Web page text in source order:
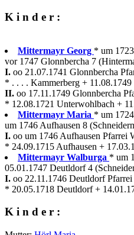
K i n d e r :
Mittermayr Georg * um
vor 1747 Glonnbercha 7
I. oo 21.07.1741 Glonnbercha
* . . . . Kammerberg + 11.08.1749
II. oo 17.11.1749 Glonnbercha
* 12.08.1721 Unterwohlbach +
Mittermayr Maria * um
um 1746 Aufhausen 8
I. oo um 1746 Aufhausen Pfarrei
* 24.09.1715 Aufhausen +
Mittermayr Walburga * um
05.01.1747 Deutldorf 4
I. oo 22.11.1746 Deutldorf
* 20.05.1718 Deutldorf +
K i n d e r :